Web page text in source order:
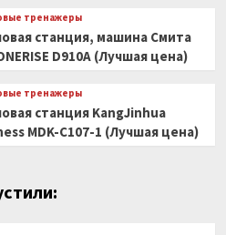
тренажеры
станция, машина Смита
D910A (Лучшая цена)
тренажеры
станция KangJinhua
MDK-C107-1 (Лучшая цена)